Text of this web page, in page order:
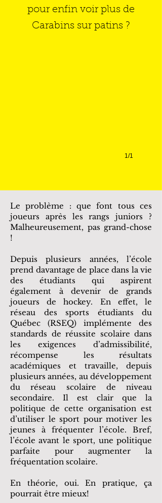
pour enfin voir plus de
Carabins sur patins ?
1/1
Le problème : que font tous ces
joueurs après les rangs juniors ?
Malheureusement, pas grand-chose
!
Depuis plusieurs années, l’école
prend davantage de place dans la vie
des étudiants qui aspirent
également à devenir de grands
joueurs de hockey. En effet, le
réseau des sports étudiants du
Québec (RSEQ) implémente des
standards de réussite scolaire dans
les exigences d’admissibilité,
récompense les résultats
académiques et travaille, depuis
plusieurs années, au développement
du réseau scolaire de niveau
secondaire. Il est clair que la
politique de cette organisation est
d’utiliser le sport pour motiver les
jeunes à fréquenter l’école. Bref,
l’école avant le sport, une politique
parfaite pour augmenter la
fréquentation scolaire.
En théorie, oui. En pratique, ça
pourrait être mieux!